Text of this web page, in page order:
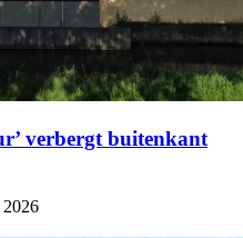
verbergt buitenkant
2026